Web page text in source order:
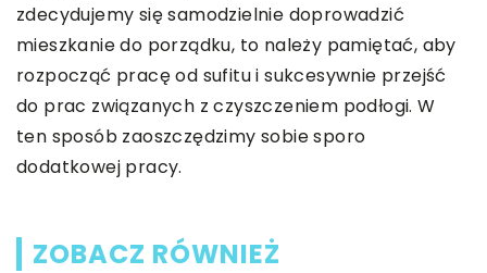
zdecydujemy się samodzielnie doprowadzić
mieszkanie do porządku, to należy pamiętać, aby
rozpocząć pracę od sufitu i sukcesywnie przejść
do prac związanych z czyszczeniem podłogi. W
ten sposób zaoszczędzimy sobie sporo
dodatkowej pracy.
ZOBACZ RÓWNIEŻ